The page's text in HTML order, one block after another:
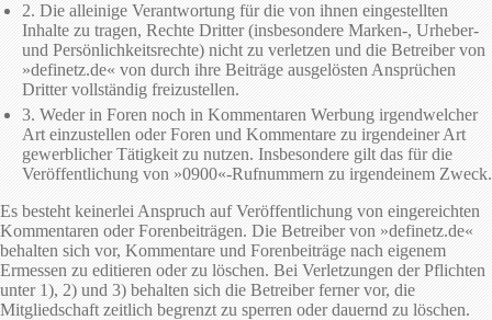
2. Die alleinige Verantwortung für die von ihnen eingestellten
Inhalte zu tragen, Rechte Dritter (insbesondere Marken-, Urheber-
und Persönlichkeitsrechte) nicht zu verletzen und die Betreiber von
»definetz.de« von durch ihre Beiträge ausgelösten Ansprüchen
Dritter vollständig freizustellen.
3. Weder in Foren noch in Kommentaren Werbung irgendwelcher
Art einzustellen oder Foren und Kommentare zu irgendeiner Art
gewerblicher Tätigkeit zu nutzen. Insbesondere gilt das für die
Veröffentlichung von »0900«-Rufnummern zu irgendeinem Zweck.
Es besteht keinerlei Anspruch auf Veröffentlichung von eingereichten
Kommentaren oder Forenbeiträgen. Die Betreiber von »definetz.de«
behalten sich vor, Kommentare und Forenbeiträge nach eigenem
Ermessen zu editieren oder zu löschen. Bei Verletzungen der Pflichten
unter 1), 2) und 3) behalten sich die Betreiber ferner vor, die
Mitgliedschaft zeitlich begrenzt zu sperren oder dauernd zu löschen.